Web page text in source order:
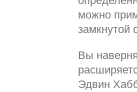
можно
замкнутой
Вы
Эдвин